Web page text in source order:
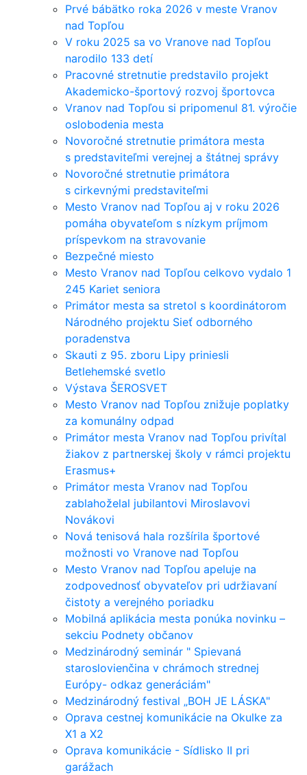
Prvé bábätko roka 2026 v meste Vranov
nad Topľou
V roku 2025 sa vo Vranove nad Topľou
narodilo 133 detí
Pracovné stretnutie predstavilo projekt
Akademicko-športový rozvoj športovca
Vranov nad Topľou si pripomenul 81. výročie
oslobodenia mesta
Novoročné stretnutie primátora mesta
s predstaviteľmi verejnej a štátnej správy
Novoročné stretnutie primátora
s cirkevnými predstaviteľmi
Mesto Vranov nad Topľou aj v roku 2026
pomáha obyvateľom s nízkym príjmom
príspevkom na stravovanie
Bezpečné miesto
Mesto Vranov nad Topľou celkovo vydalo 1
245 Kariet seniora
Primátor mesta sa stretol s koordinátorom
Národného projektu Sieť odborného
poradenstva
Skauti z 95. zboru Lipy priniesli
Betlehemské svetlo
Výstava ŠEROSVET
Mesto Vranov nad Topľou znižuje poplatky
za komunálny odpad
Primátor mesta Vranov nad Topľou privítal
žiakov z partnerskej školy v rámci projektu
Erasmus+
Primátor mesta Vranov nad Topľou
zablahoželal jubilantovi Miroslavovi
Novákovi
Nová tenisová hala rozšírila športové
možnosti vo Vranove nad Topľou
Mesto Vranov nad Topľou apeluje na
zodpovednosť obyvateľov pri udržiavaní
čistoty a verejného poriadku
Mobilná aplikácia mesta ponúka novinku –
sekciu Podnety občanov
Medzinárodný seminár " Spievaná
staroslovienčina v chrámoch strednej
Európy- odkaz generáciám"
Medzinárodný festival „BOH JE LÁSKA"
Oprava cestnej komunikácie na Okulke za
X1 a X2
Oprava komunikácie - Sídlisko II pri
garážach